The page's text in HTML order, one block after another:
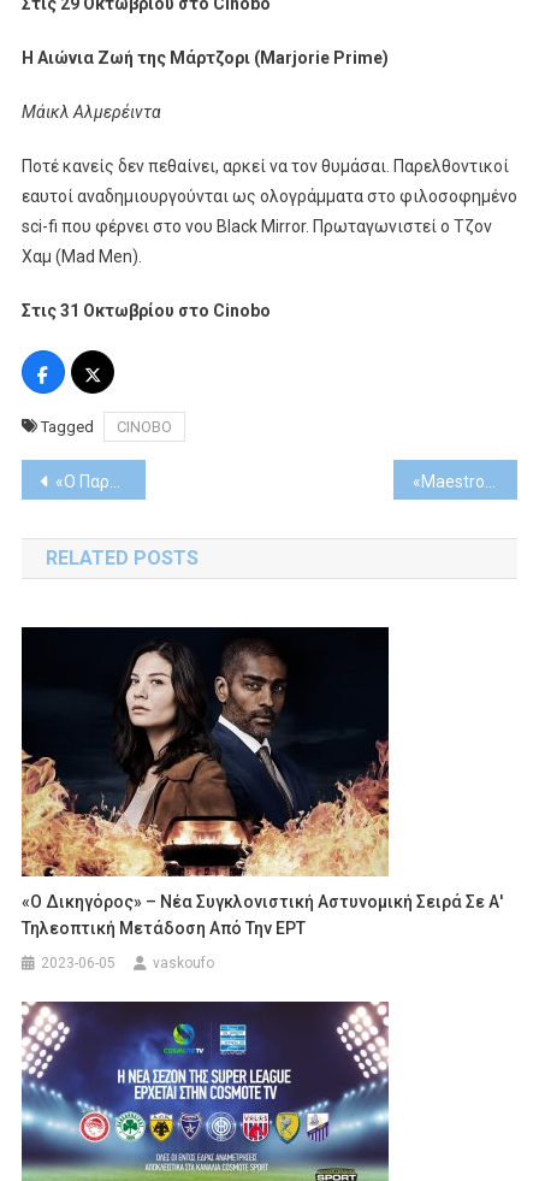
Η Αιώνια Ζωή της Μάρτζορι (Marjorie Prime)
Μάικλ Αλμερέιντα
Ποτέ κανείς δεν πεθαίνει, αρκεί να τον θυμάσαι. Παρελθοντικοί
εαυτοί αναδημιουργούνται ως ολογράμματα στο φιλοσοφημένο
sci-fi που φέρνει στο νου Black Mirror. Πρωταγωνιστεί ο Τζον
Χαμ (Mad Men).
Στις 31 Οκτωβρίου στο Cinobo
Tagged CINOBO
Post
navigation
«Ο Παράδεισος των κυριών»… από τη Δευτέρα 10 έως και την Πέμπτη 13 Οκτωβρίου
RELATED POSTS
«Ο Δικηγόρος» – Νέα Συγκλονιστική Αστυνομική Σειρά Σε Α′
Τηλεοπτική Μετάδοση Από Την ΕΡΤ
2023-06-05 vaskoufo